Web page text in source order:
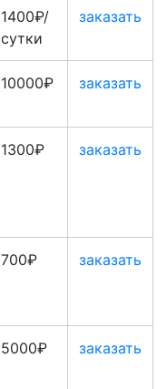
1400₽/
сутки
заказать
10000₽ заказать
1300₽ заказать
700₽ заказать
5000₽ заказать